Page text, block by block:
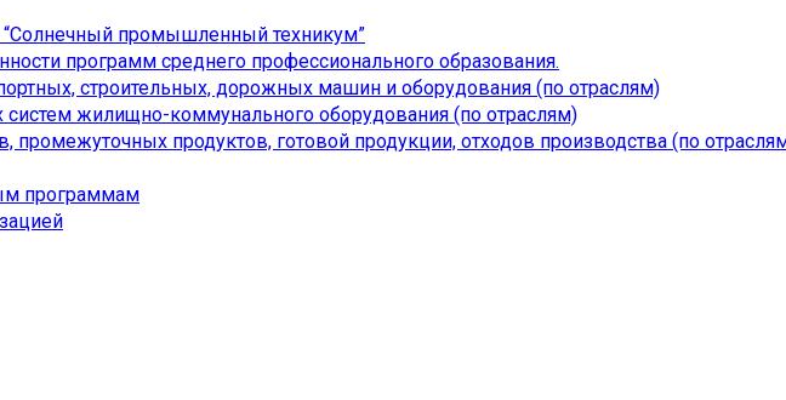
промышленный техникум”
программ среднего профессионального образования.
строительных, дорожных машин и оборудования (по отраслям)
жилищно-коммунального оборудования (по отраслям)
продуктов, готовой продукции, отходов производства (по
программам